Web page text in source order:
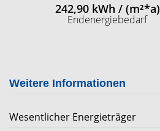
242,90 kWh / (m²*a)
Endenergiebedarf
Weitere Informationen
Wesentlicher Energieträger